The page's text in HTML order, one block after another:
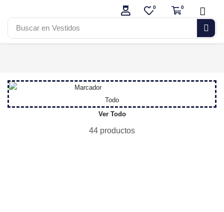
Buscar en Vestidos
0 0
Todo
Ver Todo
44 productos